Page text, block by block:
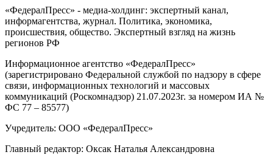
«ФедералПресс» - медиа-холдинг: экспертный канал,
информагентства, журнал. Политика, экономика,
происшествия, общество. Экспертный взгляд на жизнь
регионов РФ
Информационное агентство «ФедералПресс»
(зарегистрировано Федеральной службой по надзору в сфере
связи, информационных технологий и массовых
коммуникаций (Роскомнадзор) 21.07.2023г. за номером ИА №
ФС 77 – 85577)
Учредитель: ООО «ФедералПресс»
Главный редактор: Оксак Наталья Александровна